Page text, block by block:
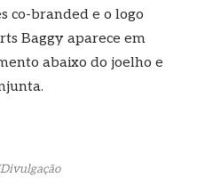
co-branded e o logo
Baggy aparece em
abaixo do joelho e